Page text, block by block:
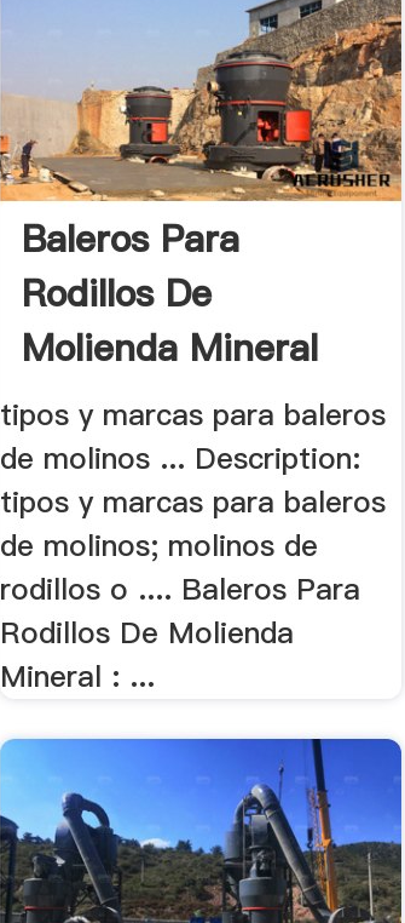
Baleros Para
Rodillos De
Molienda Mineral
tipos y marcas para baleros
de molinos ... Description:
tipos y marcas para baleros
de molinos; molinos de
rodillos o .... Baleros Para
Rodillos De Molienda
Mineral : ...